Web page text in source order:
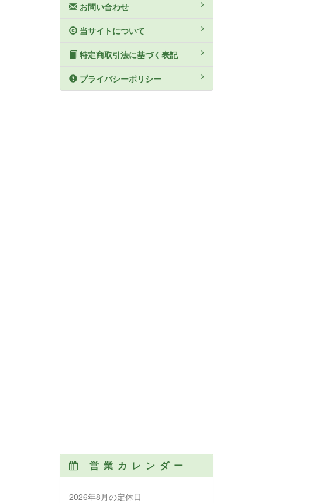
お問い合わせ
当サイトについて
特定商取引法に基づく表記
プライバシーポリシー
営業カレンダー
2026年8月の定休日